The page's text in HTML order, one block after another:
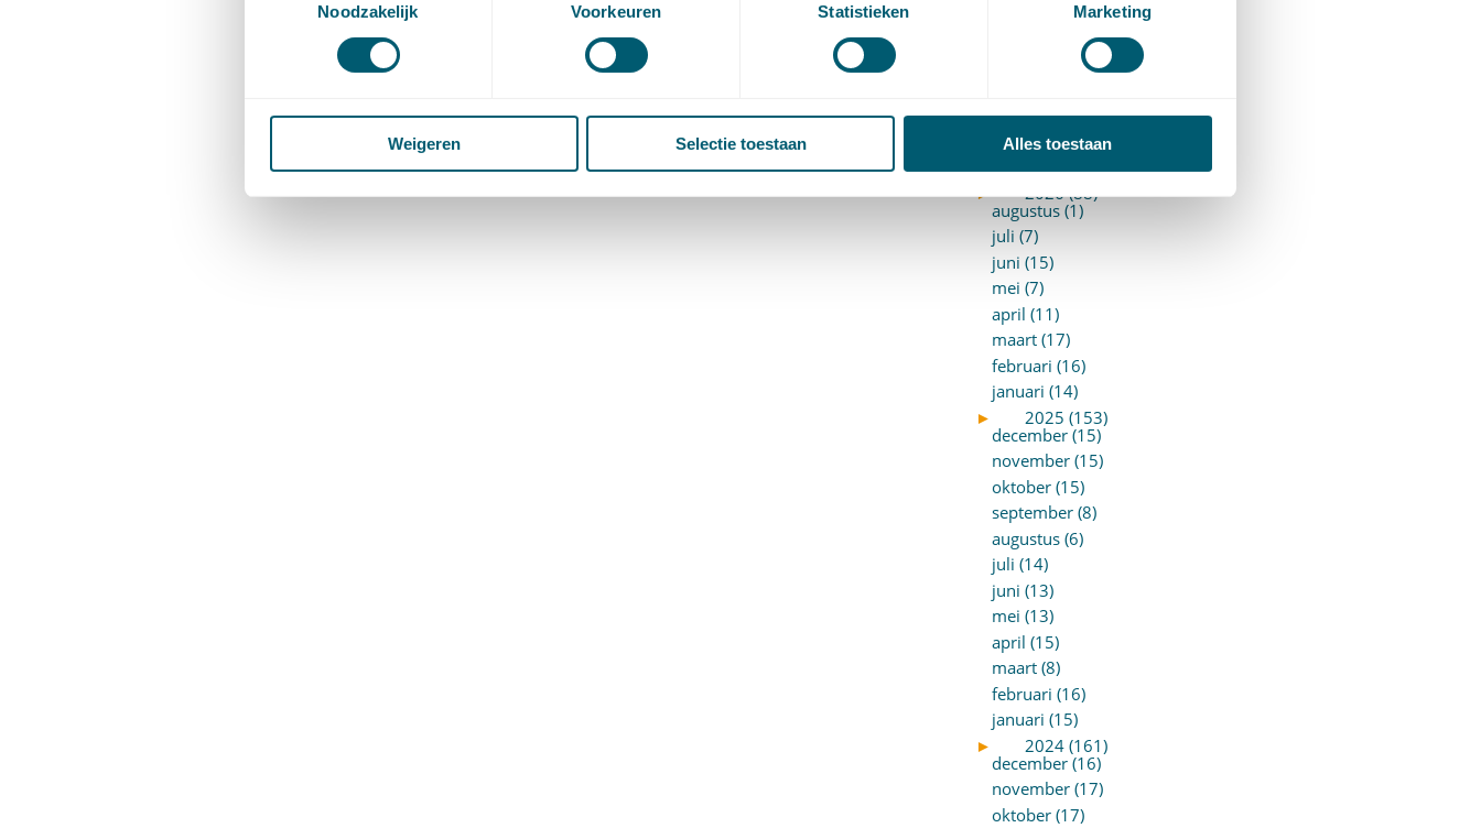
Noodzakelijk
Voorkeuren Statistieken Marketing
Weigeren Selectie toestaan Alles toestaan
(14)
Wvggz – Wzd (Wet Bopz
ARCHIEF
►
2026 (88)
augustus (1)
juli (7)
juni (15)
mei (7)
april (11)
maart (17)
februari (16)
januari (14)
►
2025 (153)
december (15)
november (15)
oktober (15)
september (8)
augustus (6)
juli (14)
juni (13)
mei (13)
april (15)
maart (8)
februari (16)
januari (15)
►
2024 (161)
december (16)
november (17)
oktober (17)